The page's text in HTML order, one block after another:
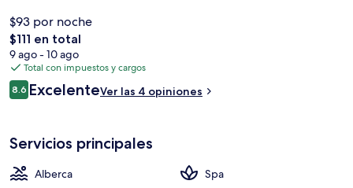
$93 por noche
El
precio
total
es
de
$111 en total
9 ago - 10 ago
Total con impuestos y cargos
Opiniones
8.68.6 de 10,
ExcelenteVer las 4 opiniones
Servicios principales
Alberca
Spa